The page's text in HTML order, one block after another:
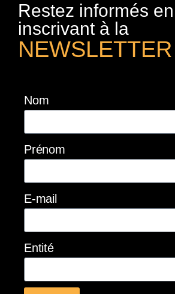
Restez informés
inscrivant à la
Nom
Prénom
E-mail
Entité